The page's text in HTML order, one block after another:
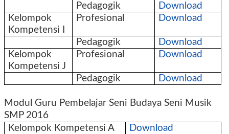
Pedagogik
Download
Kelompok
Kompetensi I
Profesional Download
Pedagogik
Download
Kelompok
Kompetensi J
Profesional Download
Pedagogik Download
Modul Guru Pembelajar Seni Budaya Seni Musik
SMP 2016
Kelompok Kompetensi A
Download